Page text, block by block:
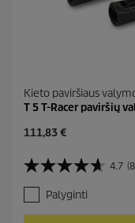
Kieto paviršiaus
T 5 T-Racer paviršių
C
r
e
n
t
111,83 €
4.7
4
.
7
i
Palyginti